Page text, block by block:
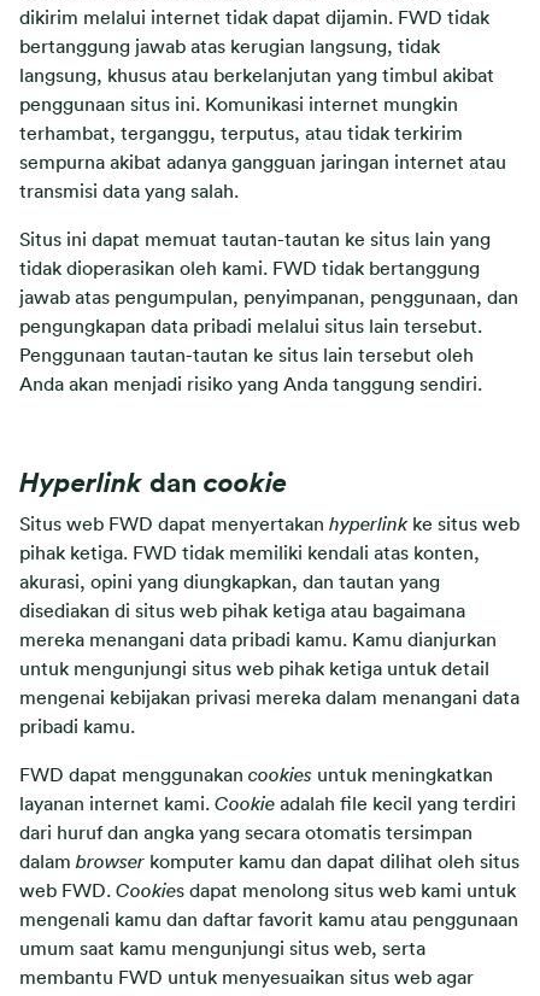
dikirim melalui internet tidak dapat dijamin. FWD tidak
bertanggung jawab atas kerugian langsung, tidak
langsung, khusus atau berkelanjutan yang timbul akibat
penggunaan situs ini. Komunikasi internet mungkin
terhambat, terganggu, terputus, atau tidak terkirim
sempurna akibat adanya gangguan jaringan internet atau
transmisi data yang salah.
Situs ini dapat memuat tautan-tautan ke situs lain yang
tidak dioperasikan oleh kami. FWD tidak bertanggung
jawab atas pengumpulan, penyimpanan, penggunaan, dan
pengungkapan data pribadi melalui situs lain tersebut.
Penggunaan tautan-tautan ke situs lain tersebut oleh
Anda akan menjadi risiko yang Anda tanggung sendiri.
Hyperlink dan cookie
Situs web FWD dapat menyertakan hyperlinkke situs web
pihak ketiga. FWD tidak memiliki kendali atas konten,
akurasi, opini yang diungkapkan, dan tautan yang
disediakan di situs web pihak ketiga atau bagaimana
mereka menangani data pribadi kamu. Kamu dianjurkan
untuk mengunjungi situs web pihak ketiga untuk detail
mengenai kebijakan privasi mereka dalam menangani data
pribadi kamu.
FWD dapat menggunakan cookies untuk meningkatkan
layanan internet kami. Cookie adalah file kecil yang terdiri
dari huruf dan angka yang secara otomatis tersimpan
dalam browser komputer kamu dan dapat dilihat oleh situs
web FWD. Cookies dapat menolong situs web kami untuk
mengenali kamu dan daftar favorit kamu atau penggunaan
umum saat kamu mengunjungi situs web, serta
membantu FWD untuk menyesuaikan situs web agar